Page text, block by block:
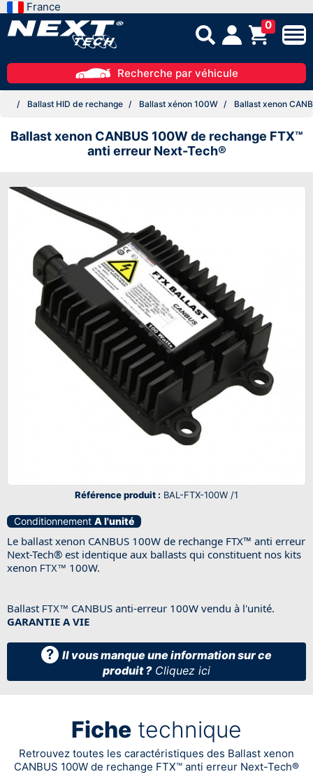
France
0
Recherche par véhicule
Ballast HID de rechange Ballast xénon 100W Ballast xenon
Ballast xenon CANBUS 100W de rechange FTX™
anti erreur Next-Tech®
Référence produit : BAL-FTX-100W /1
Conditionnement A l'unité
Le ballast xenon CANBUS 100W de rechange FTX™ anti erreur
Next-Tech® est identique aux ballasts qui constituent nos kits
xenon FTX™ 100W.
Ballast FTX™ CANBUS anti-erreur 100W vendu à l'unité.
GARANTIE A VIE
? Il vous manque une information sur ce
produit ? Cliquez ici
Fiche technique
Retrouvez toutes les caractéristiques des Ballast xenon
CANBUS 100W de rechange FTX™ anti erreur Next-Tech®